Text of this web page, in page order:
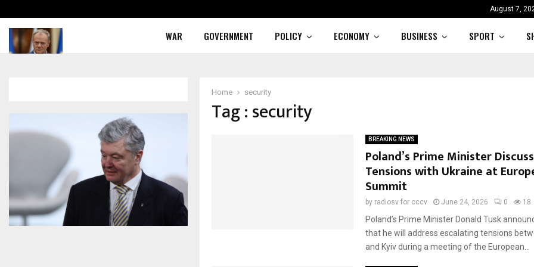
August 7,
WAR GOVERNMENT POLICY ECONOMY BUSINESS SPORT
Home security
Tag : security
BREAKING NEWS
Poland’s Prime Minister
Tensions with Ukraine at
Summit
by radiosv for cccv June 24, 2026 0 18
Poland’s Prime Minister Donald Tusk
that he will address escalating tensions
and Kyiv during a meeting of the European...